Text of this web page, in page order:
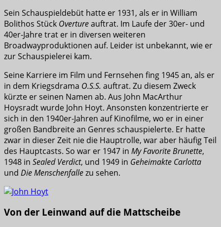
Sein Schauspieldebüt hatte er 1931, als er in William
Bolithos Stück Overtureauftrat. Im Laufe der 30er- und
40er-Jahre trat er in diversen weiteren
Broadwayproduktionen auf. Leider ist unbekannt, wie er
zur Schauspielerei kam.
Seine Karriere im Film und Fernsehen fing 1945 an, als er
in dem Kriegsdrama O.S.S. auftrat. Zu diesem Zweck
kürzte er seinen Namen ab. Aus John MacArthur
Hoysradt wurde John Hoyt. Ansonsten konzentrierte er
sich in den 1940er-Jahren auf Kinofilme, wo er in einer
großen Bandbreite an Genres schauspielerte. Er hatte
zwar in dieser Zeit nie die Hauptrolle, war aber häufig Teil
des Hauptcasts. So war er 1947 in My Favorite Brunette,
1948 in Sealed Verdict, und 1949 in Geheimakte Carlotta
und Die Menschenfallezu sehen.
Von der Leinwand auf die Mattscheibe